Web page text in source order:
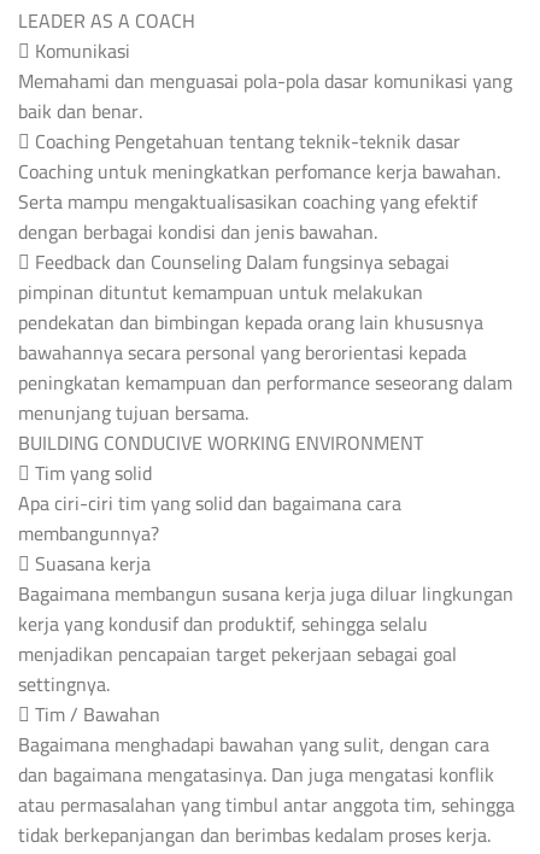
LEADER AS A COACH
 Komunikasi
Memahami dan menguasai pola-pola dasar komunikasi yang
baik dan benar.
 Coaching Pengetahuan tentang teknik-teknik dasar
Coaching untuk meningkatkan perfomance kerja bawahan.
Serta mampu mengaktualisasikan coaching yang efektif
dengan berbagai kondisi dan jenis bawahan.
 Feedback dan Counseling Dalam fungsinya sebagai
pimpinan dituntut kemampuan untuk melakukan
pendekatan dan bimbingan kepada orang lain khususnya
bawahannya secara personal yang berorientasi kepada
peningkatan kemampuan dan performance seseorang dalam
menunjang tujuan bersama.
BUILDING CONDUCIVE WORKING ENVIRONMENT
 Tim yang solid
Apa ciri-ciri tim yang solid dan bagaimana cara
membangunnya?
 Suasana kerja
Bagaimana membangun susana kerja juga diluar lingkungan
kerja yang kondusif dan produktif, sehingga selalu
menjadikan pencapaian target pekerjaan sebagai goal
settingnya.
 Tim / Bawahan
Bagaimana menghadapi bawahan yang sulit, dengan cara
dan bagaimana mengatasinya. Dan juga mengatasi konflik
atau permasalahan yang timbul antar anggota tim, sehingga
tidak berkepanjangan dan berimbas kedalam proses kerja.